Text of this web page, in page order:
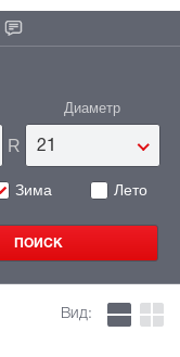
R
Диаметр
21
Зима Лето
Вид: